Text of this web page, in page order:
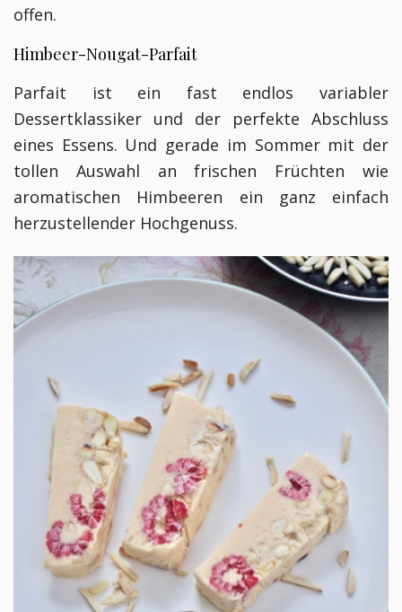
offen.
Himbeer-Nougat-Parfait
Parfait ist ein fast endlos variabler
Dessertklassiker und der perfekte Abschluss
eines Essens. Und gerade im Sommer mit der
tollen Auswahl an frischen Früchten wie
aromatischen Himbeeren ein ganz einfach
herzustellender Hochgenuss.